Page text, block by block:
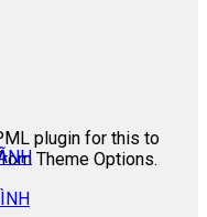
plugin for this to
Theme Options.